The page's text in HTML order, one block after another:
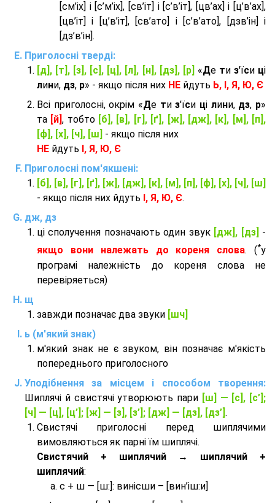
[см’іх] і [с’м’іх], [св’іт] і [с’в’іт], [цв’ах] і [ц’в’ах],
[цв’іт] і [ц’в’іт], [св’ато] і [с’в’ато], [дзв’iн] і
[дз’в’iн].
Приголосні тверді:
[д], [т], [з], [с], [ц], [л], [н], [дз], [р] «Де ти з'їси ці
лини, дз, р» - якщо після них НЕ йдуть Ь, І, Я, Ю, Є
Всі приголосні, окрім «Де тиз'їси ці лини, дз, р»
та [й], тобто [б], [в], [г], [ґ], [ж], [дж], [к], [м], [п],
[ф], [х], [ч], [ш] - якщо після них
НЕ йдуть І, Я, Ю, Є
Приголосні пом'якшені:
[б], [в], [г], [ґ], [ж], [дж], [к], [м], [п], [ф], [х], [ч], [ш]
- якщо після них йдуть І, Я, Ю, Є.
дж, дз
ці сполучення позначають один звук [дж], [дз] -
якщо вони належать до кореня слова. (*у
програмі належність до кореня слова не
перевіряеться)
щ
завжди позначає два звуки [шч]
ь (м'який знак)
м'який знак не є звуком, він позначає м'якість
попереднього приголосного
Уподібнення за місцем і способом творення:
Шиплячі й свистячі утворюють пари [ш] — [c], [с’];
[ч] — [ц], [ц’]; [ж] — [з], [з’]; [дж] — [дз], [дз’] .
Свистячі приголосні перед шиплячими
вимовляються як парні їм шиплячі.
Cвистячий + шиплячий → шиплячий +
шиплячий:
с + ш — [ш:]: винісши – [вин’іш:и]